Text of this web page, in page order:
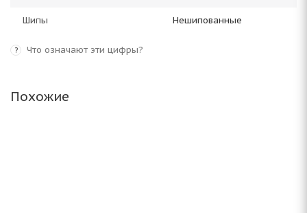
Шипы Нешипованные
? Что означают эти цифры?
Похожие